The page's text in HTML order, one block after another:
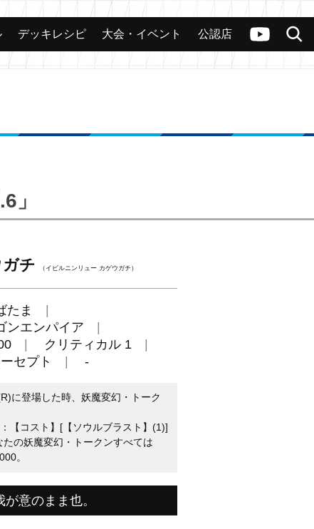
ヴァンガードch
検索
カード 大会 公認店舗 その他
デッキレシピ 大会・イベント 公認店
」
チ （イビルニンリュー カゲウガチ）
たま
ンエンパイア
クリティカル 1
セプト -
に登場した時、妖魔変幻・トーク
【コスト】[【ソウルブラスト】(1)]
の妖魔変幻・トークンすべては
。
意のまま也。